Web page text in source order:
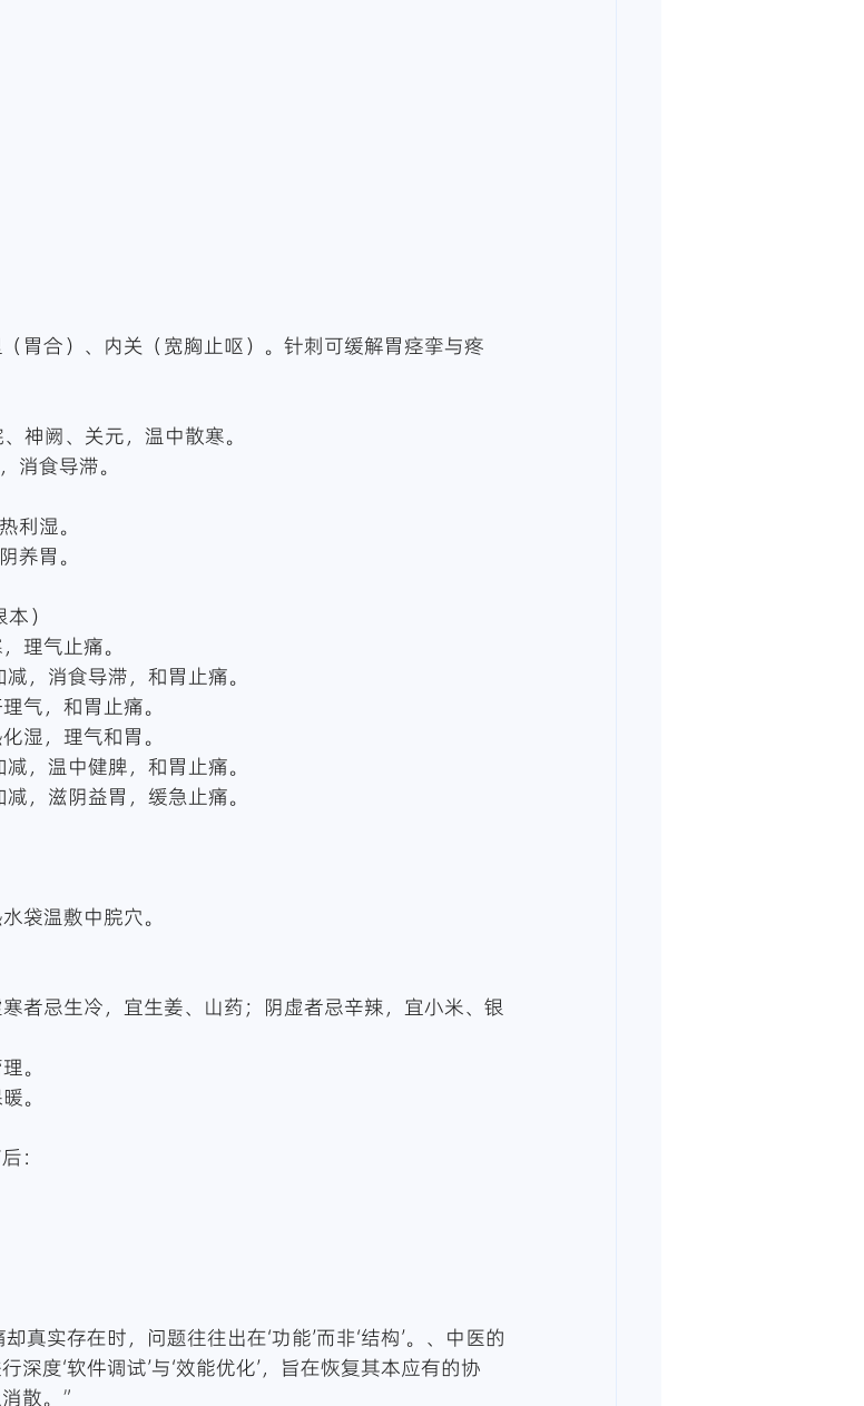
胃合）、内关（宽胸止呕）。针刺可缓解胃痉挛与疼
神阙、关元，温中散寒。
消食导滞。
利湿。
养胃。
）
理气止痛。
，消食导滞，和胃止痛。
气，和胃止痛。
湿，理气和胃。
，温中健脾，和胃止痛。
，滋阴益胃，缓急止痛。
袋温敷中脘穴。
者忌生冷，宜生姜、山药；阴虚者忌辛辣，宜小米、银
。
。
：
真实存在时，问题往往出在‘功能’而非‘结构’。、中医的
度‘软件调试’与‘效能优化’，旨在恢复其本应有的协
散。”